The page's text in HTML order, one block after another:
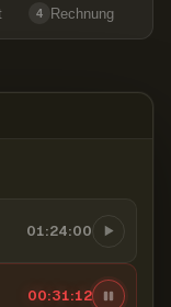
4 Rechnung
01:24:00
00:31:12